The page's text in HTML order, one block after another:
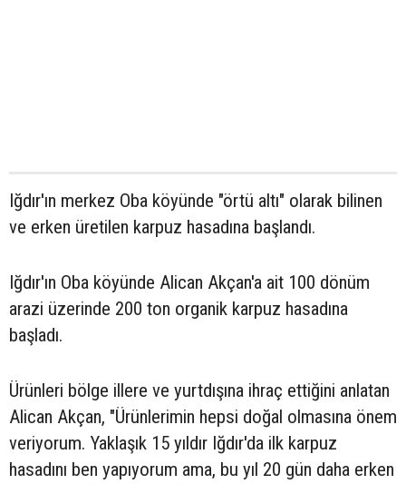
Iğdır'ın merkez Oba köyünde "örtü altı" olarak bilinen
ve erken üretilen karpuz hasadına başlandı.
Iğdır'ın Oba köyünde Alican Akçan'a ait 100 dönüm
arazi üzerinde 200 ton organik karpuz hasadına
başladı.
Ürünleri bölge illere ve yurtdışına ihraç ettiğini anlatan
Alican Akçan, "Ürünlerimin hepsi doğal olmasına önem
veriyorum. Yaklaşık 15 yıldır Iğdır'da ilk karpuz
hasadını ben yapıyorum ama, bu yıl 20 gün daha erken